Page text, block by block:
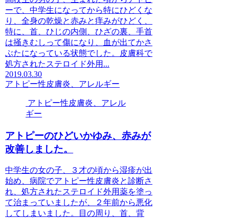
ーで、中学生になってから特にひどくな
り、全身の乾燥と赤みと痒みがひどく、
特に、首、ひじの内側、ひざの裏、手首
は掻きむしって傷になり、血が出てかさ
ぶたになっている状態でした。皮膚科で
処方されたステロイド外用...
2019.03.30
アトピー性皮膚炎、アレルギー
アトピー性皮膚炎、アレル
ギー
アトピーのひどいかゆみ、赤みが
改善しました。
中学生の女の子、３才の頃から湿疹が出
始め、病院でアトピー性皮膚炎と診断さ
れ、処方されたステロイド外用薬を塗っ
て治まっていましたが、２年前から悪化
してしまいました。目の周り、首、背